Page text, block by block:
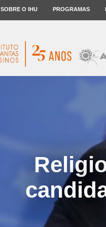
SOBRE O IHU PROGRAMAS